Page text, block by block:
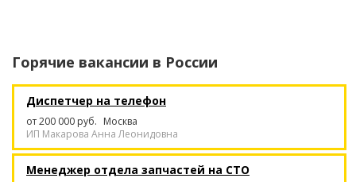
Горячие вакансии в России
Диспетчер на телефон
от 200 000 руб. Москва
ИП Макарова Анна Леонидовна
Менеджер отдела запчастей на СТО